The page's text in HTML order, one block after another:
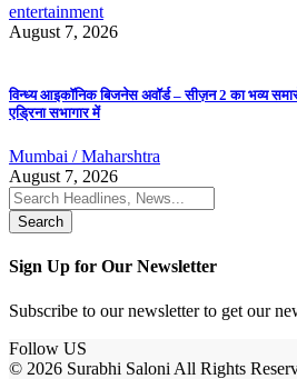
entertainment
August 7, 2026
विन्ध्य आइकॉनिक बिजनेस अवॉर्ड – सीज़न 2 का भव्य
एड्रिना सभागार में
Mumbai / Maharshtra
August 7, 2026
Search
for:
Sign Up for Our Newsletter
Subscribe to our newsletter to get our
Follow US
© 2026 Surabhi Saloni All Rights